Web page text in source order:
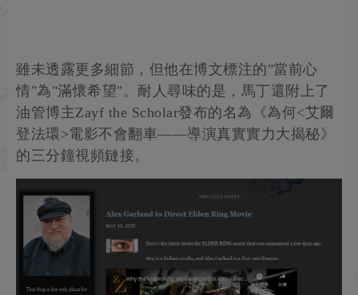
雖未透露更多細節，但他在博文標注的"當前心
情"為"滿懷希望"。耐人尋味的是，馬丁還附上了
油管博主Zayf the Scholar發布的名為《為何<艾爾
登法環>電影不會翻車——導演真實實力大揭秘》
的三分鐘視頻鏈接。